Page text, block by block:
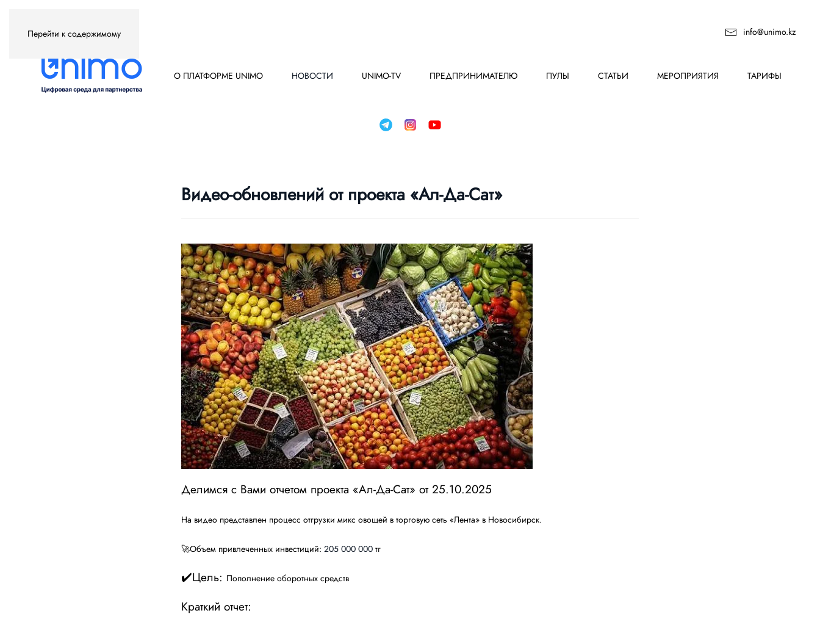
Перейти к содержимому info@unimo.kz
О ПЛАТФОРМЕ UNIMO НОВОСТИ UNIMO-TV ПРЕДПРИНИМАТЕЛЮ ПУЛЫ СТАТЬИ МЕРОПРИЯТИЯ ТАРИФЫ
Видео-обновлений от проекта «Ал-Да-Сат»
Делимся с Вами отчетом проекта «Ал-Да-Сат» от 25.10.2025
На видео представлен процесс отгрузки микс овощей в торговую сеть «Лента» в Новосибирск.
🚀Объем привлеченных инвестиций: 205 000 000 тг
✔️Цель: Пополнение оборотных средств
Краткий отчет: